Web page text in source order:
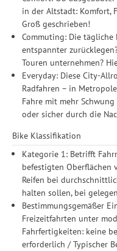
in der Altstadt: Komfort,
Groß geschrieben!
Commuting: Die tägliche
entspannter
Touren unternehmen?
Everyday: Diese City-
Radfahren – in
Fahre mit mehr
oder sicher durch die
Bike Klassifikation
Kategorie 1: Betrifft
befestigten Oberflächen
Reifen bei
halten sollen, bei
Bestimmungsgemäßer
Freizeitfahrten unter
Fahrfertigkeiten: keine
erforderlich / Typischer